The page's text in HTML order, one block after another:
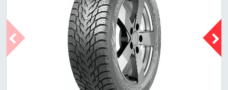
КОНСИСТЕНТНАЯ СМАЗКА
ИНДУСТРИАЛЬНЫЕ МАСЛА